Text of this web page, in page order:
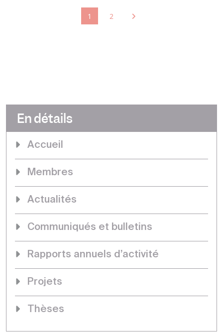
1 2
En détails
Accueil
Membres
Actualités
Communiqués et bulletins
Rapports annuels d’activité
Projets
Thèses